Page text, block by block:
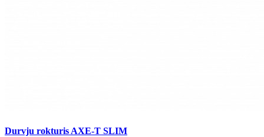
Durvju rokturis AXE-T SLIM